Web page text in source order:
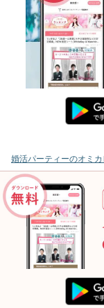
婚活パーティーのオミカ